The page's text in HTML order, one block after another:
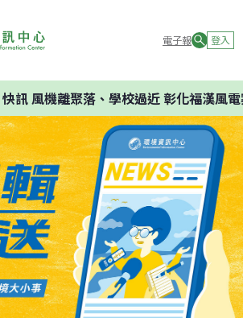
電子報 登入
快訊風機離聚落、學校過近 彰化福漢風電